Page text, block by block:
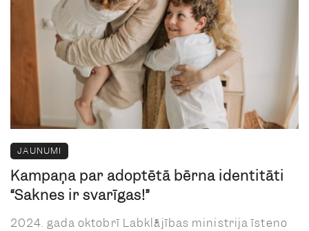
JAUNUMI
Kampaņa par adoptētā bērna identitāti
“Saknes ir svarīgas!”
2024. gada oktobrī Labklājības ministrija īsteno